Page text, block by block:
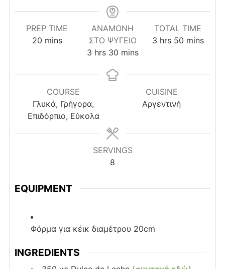
PREP TIME
20minutes
mins
ΑΝΑΜΟΝΉ
ΣΤΟ ΨΥΓΕΊΟ
3hours
hrs 30minutes
mins
TOTAL TIME
3hours
hrs 50minutes
mins
COURSE
Γλυκά, Γρήγορα,
Επιδόρπιο, Εύκολα
CUISINE
Αργεντινή
SERVINGS
8
EQUIPMENT
Φόρμα για κέικ διαμέτρου 20cm
INGREDIENTS